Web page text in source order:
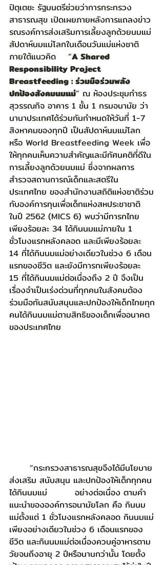
ปิตุเตชะ รัฐมนตรีช่วยว่าการกระทรวง
สาธารณสุข เปิดเผยภายหลังการแถลงข่าว
รณรงค์การส่งเสริมการเลี้ยงลูกด้วยนมแม่
สัปดาห์นมแม่โลกในเดือนวันแม่แห่งชาติ
ภายใต้แนวคิด    “A Shared
Responsibility Project
Breastfeeding : ร่วมมือร่วมพลัง
ปกป้องสังคมนมแม่” ณ ห้องประชุมกำธร
สุวรรณกิจ อาคาร 1 ชั้น 1 กรมอนามัย ว่า
นานาประเทศได้ร่วมกันกำหนดให้วันที่ 1-7
สิงหาคมของทุกปี เป็นสัปดาห์นมแม่โลก
หรือ World Breastfeeding Week เพื่อ
ให้ทุกคนเห็นความสำคัญและมีทัศนคติที่ดีใน
การเลี้ยงลูกด้วยนมแม่ ซึ่งจากผลการ
สำรวจสถานการณ์เด็กและสตรีใน
ประเทศไทย ของสำนักงานสถิติแห่งชาติร่วม
กับองค์การทุนเพื่อเด็กแห่งสหประชาชาติ
ในปี 2562 (MICS 6) พบว่ามีทารกไทย
เพียงร้อยละ 34 ได้กินนมแม่ภายใน 1
ชั่วโมงแรกหลังคลอด และมีเพียงร้อยละ
14 ที่ได้กินนมแม่อย่างเดียวในช่วง 6 เดือน
แรกของชีวิต และยังมีทารกเพียงร้อยละ
15 ที่ได้กินนมแม่ต่อเนื่องถึง 2 ปี จึงเป็น
เรื่องจำเป็นเร่งด่วนที่ทุกคนในสังคมต้อง
ร่วมมือกันสนับสนุนและปกป้องให้เด็กไทยทุก
คนได้กินนมแม่ตามสิทธิของเด็กเพื่ออนาคต
ของประเทศไทย
ส่งเสริม สนับสนุน และปกป้องให้เด็กทุกคน
ได้กินนมแม่         อย่างต่อเนื่อง ตามคำ
แนะนำขององค์การอนามัยโลก คือ กินนม
แม่ตั้งแต่ 1 ชั่วโมงแรกหลังคลอด กินนมแม่
เพียงอย่างเดียวในช่วง 6 เดือนแรกของ
ชีวิต และกินนมแม่ต่อเนื่องควบคู่อาหารตาม
วัยจนถึงอายุ 2 ปีหรือนานกว่านั้น โดยตั้ง